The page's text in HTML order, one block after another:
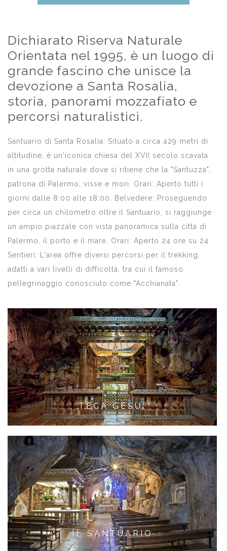
Dichiarato Riserva Naturale
Orientata nel 1995, è un luogo di
grande fascino che unisce la
devozione a Santa Rosalia,
storia, panorami mozzafiato e
percorsi naturalistici.
Santuario di Santa Rosalia: Situato a circa 429 metri di
altitudine, è un'iconica chiesa del XVII secolo scavata
in una grotta naturale dove si ritiene che la "Santuzza",
patrona di Palermo, visse e morì. Orari: Aperto tutti i
giorni dalle 8:00 alle 18:00. Belvedere: Proseguendo
per circa un chilometro oltre il Santuario, si raggiunge
un ampio piazzale con vista panoramica sulla città di
Palermo, il porto e il mare. Orari: Aperto 24 ore su 24.
Sentieri: L'area offre diversi percorsi per il trekking,
adatti a vari livelli di difficoltà, tra cui il famoso
pellegrinaggio conosciuto come "Acchianata".
TECA GESU'
IL SANTUARIO